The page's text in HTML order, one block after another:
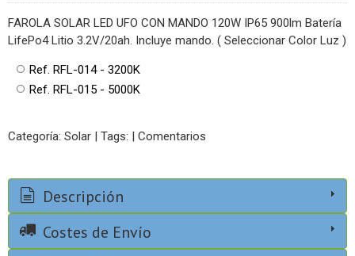
FAROLA SOLAR LED UFO CON MANDO 120W IP65 900lm Batería
LifePo4 Litio 3.2V/20ah. Incluye mando. ( Seleccionar Color Luz )
Ref. RFL-014 - 3200K
Ref. RFL-015 - 5000K
Categoría: Solar | Tags: | Comentarios
Descripción
Costes de Envío